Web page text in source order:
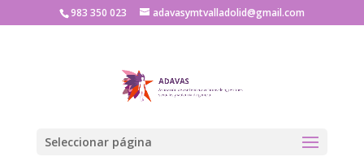
983 350 023 adavasymtvalladolid@gmail.com
Seleccionar página